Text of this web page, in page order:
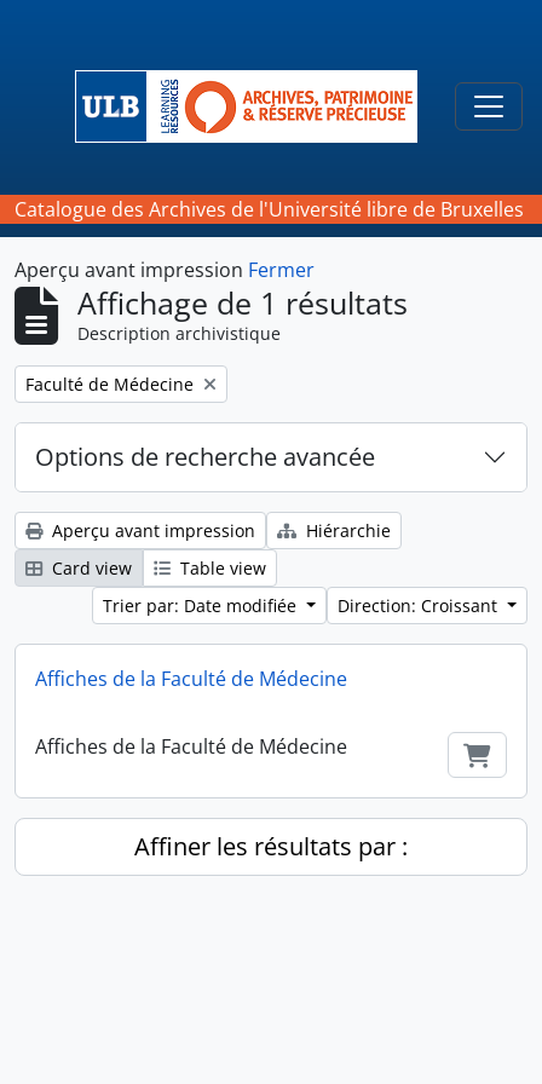
Catalogue des Archives de l'Université libre de Bruxelles
Aperçu avant impression Fermer
Affichage de 1 résultats
Description archivistique
Remove filter:
Faculté de Médecine
Options de recherche avancée
Aperçu avant impression
Hiérarchie
Card view
Table view
Trier par: Date modifiée
Direction: Croissant
Affiches de la Faculté de Médecine
Affiches de la Faculté de Médecine
Affiner les résultats par :